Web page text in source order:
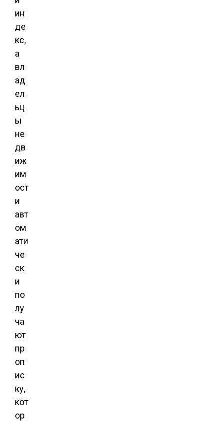
ин
де
кс,
а
вл
ад
ел
ьц
ы
не
дв
иж
им
ост
и
авт
ом
ати
че
ск
и
по
лу
ча
ют
пр
оп
ис
ку,
кот
ор